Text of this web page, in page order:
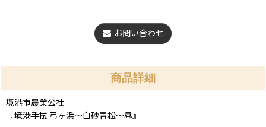
お問い合わせ
商品詳細
境港市農業公社
『境港手拭 弓ヶ浜〜白砂青松〜昼』